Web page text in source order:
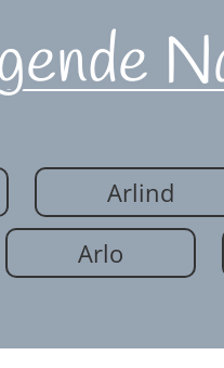
Arlind
Arlo